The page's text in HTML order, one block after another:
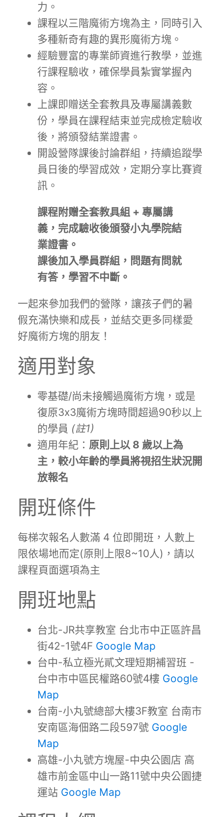
力。
課程以三階魔術方塊為主，同時引入
多種新奇有趣的異形魔術方塊。
經驗豐富的專業師資進行教學，並進
行課程驗收，確保學員紮實掌握內
容。
上課即贈送全套教具及專屬講義數
份，學員在課程結束並完成檢定驗收
後，將頒發結業證書。
開設營隊課後討論群組，持續追蹤學
員日後的學習成效，定期分享比賽資
訊。
課程附赠全套教具組 + 專屬講
義，完成驗收後頒發小丸學院結
業證書。
課後加入學員群組，問題有問就
有答，學習不中斷。
一起來參加我們的營隊，讓孩子們的暑
假充滿快樂和成長，並結交更多同樣愛
好魔術方塊的朋友！
適用對象
零基礎/尚未接觸過魔術方塊，或是
復原3x3魔術方塊時間超過90秒以上
的學員 (註1)
適用年紀： 原則上以 8 歲以上為
主，較小年齡的學員將視招生狀況開
放報名
開班條件
每梯次報名人數滿 4 位即開班，人數上
限依場地而定(原則上限8~10人)，請以
課程頁面選項為主
開班地點
台北-JR共享教室 台北市中正區許昌
街42-1號4F Google Map
台中-私立極光貳文理短期補習班 -
台中市中區民權路60號4樓 Google
Map
台南-小丸號總部大樓3F教室 台南市
安南區海佃路二段597號 Google
Map
高雄-小丸號方塊屋-中央公園店 高
雄市前金區中山一路11號中央公園捷
運站 Google Map